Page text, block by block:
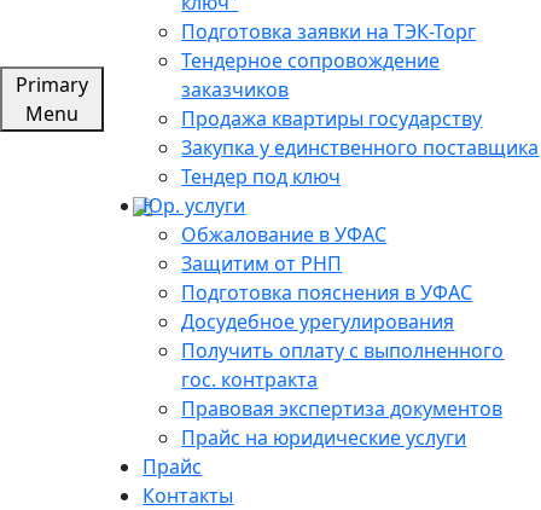
Primary
Menu
Подготовка заявки на ТЭК-Торг
Тендерное сопровождение
заказчиков
Продажа квартиры государству
Закупка у единственного поставщика
Тендер под ключ
Юр. услуги
Обжалование в УФАС
Защитим от РНП
Подготовка пояснения в УФАС
Досудебное урегулирования
Получить оплату с выполненного
гос. контракта
Правовая экспертиза документов
Прайс на юридические услуги
Прайс
Контакты